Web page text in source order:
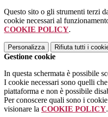
Questo sito o gli strumenti terzi
cookie necessari al
COOKIE POLICY.
Personalizza Rifiuta tutti i
Gestione cookie
In questa schermata è possibile
I cookie necessari sono quelli
piattaforma e non è possibile
Per conoscere quali sono i
visionare la COOKIE POLICY.